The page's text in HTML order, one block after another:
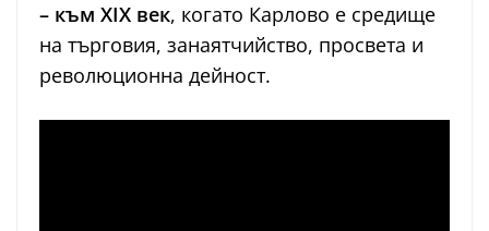
– към XIX век, когато Карлово е средище
на търговия, занаятчийство, просвета и
революционна дейност.